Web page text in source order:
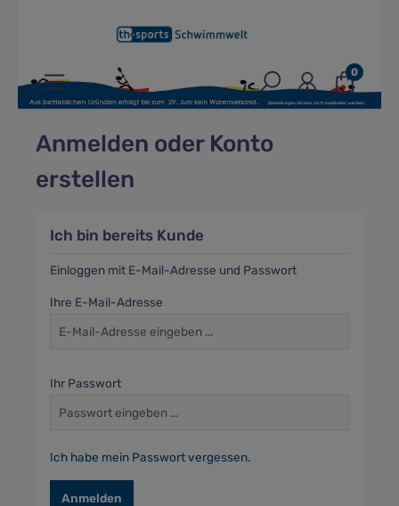
0
Anmelden oder Konto
erstellen
Ich bin bereits Kunde
Einloggen mit E-Mail-Adresse und Passwort
Ihre E-Mail-Adresse
Ihr Passwort
Ich habe mein Passwort vergessen.
Anmelden